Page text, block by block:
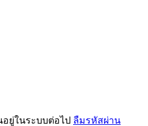
ยู่ในระบบต่อไป ลืมรหัสผ่าน